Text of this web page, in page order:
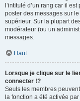
l’intitulé d’un rang car il
poster des messages sur
supérieur. Sur la plupart
modérateur (ou un
messages.
Haut
Lorsque je clique sur le
connecter !?
Seuls les membres
la fonction a été activée